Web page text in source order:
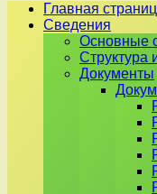
Главная
Сведения
Основные
Структура
Документы